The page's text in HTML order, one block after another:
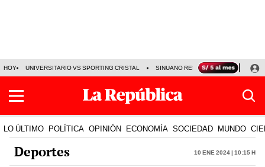
HOY UNIVERSITARIO VS SPORTING CRISTAL SINUANO RESULTADOS HOY
LO ÚLTIMO POLÍTICA OPINIÓN ECONOMÍA SOCIEDAD MUNDO
Deportes 10 Ene 2024 | 10:15 h